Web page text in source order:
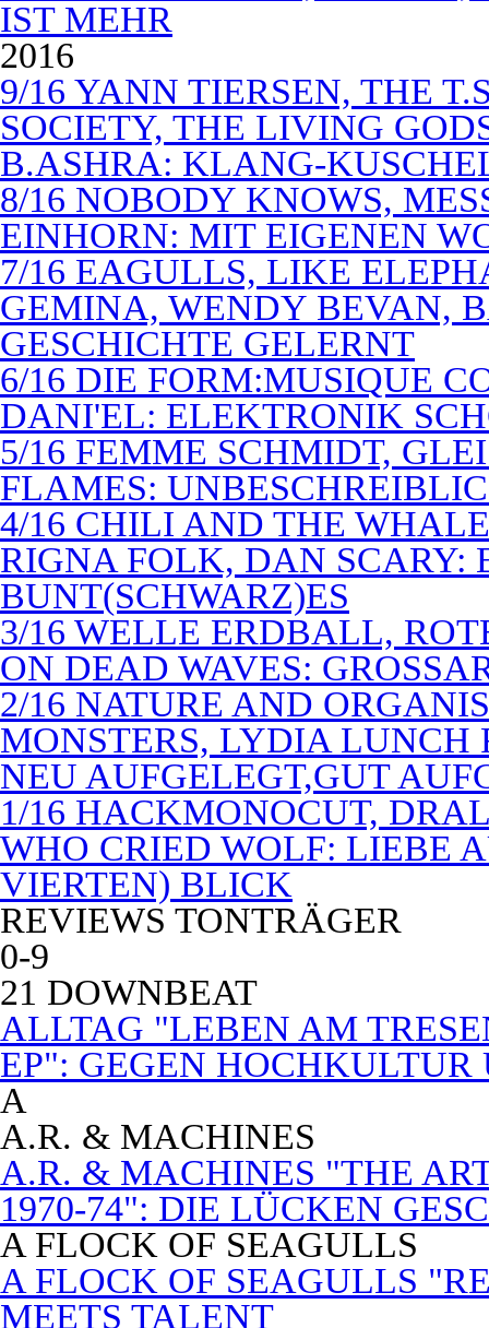
IST MEHR
2016
9/16 YANN TIERSEN, THE
SOCIETY, THE LIVING
B.ASHRA: KLANG-
8/16 NOBODY KNOWS,
EINHORN: MIT EIGENEN
7/16 EAGULLS, LIKE
GEMINA, WENDY BEVAN,
GESCHICHTE GELERNT
6/16 DIE FORM:MUSIQUE
DANI'EL: ELEKTRONIK
5/16 FEMME SCHMIDT,
FLAMES:
4/16 CHILI AND THE
RIGNA FOLK, DAN SCARY:
BUNT(SCHWARZ)ES
3/16 WELLE ERDBALL,
ON DEAD WAVES:
2/16 NATURE AND
MONSTERS, LYDIA LUNCH
NEU AUFGELEGT,GUT
1/16 HACKMONOCUT,
WHO CRIED WOLF: LIEBE
VIERTEN) BLICK
REVIEWS TONTRÄGER
0-9
21 DOWNBEAT
ALLTAG "LEBEN AM
EP": GEGEN
A
A.R. & MACHINES
A.R. & MACHINES "THE
1970-74": DIE LÜCKEN
A FLOCK OF SEAGULLS
A FLOCK OF SEAGULLS
MEETS TALENT